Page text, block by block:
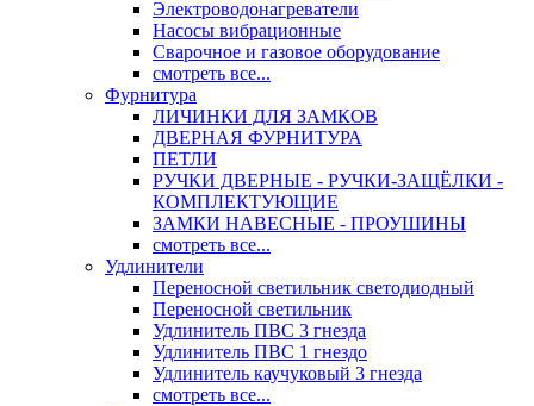
Электроводонагреватели
Насосы вибрационные
Сварочное и газовое оборудование
смотреть все...
Фурнитура
ЛИЧИНКИ ДЛЯ ЗАМКОВ
ДВЕРНАЯ ФУРНИТУРА
ПЕТЛИ
РУЧКИ ДВЕРНЫЕ - РУЧКИ-ЗАЩЁЛКИ -
КОМПЛЕКТУЮЩИЕ
ЗАМКИ НАВЕСНЫЕ - ПРОУШИНЫ
смотреть все...
Удлинители
Переносной светильник светодиодный
Переносной светильник
Удлинитель ПВС 3 гнезда
Удлинитель ПВС 1 гнездо
Удлинитель каучуковый 3 гнезда
смотреть все...